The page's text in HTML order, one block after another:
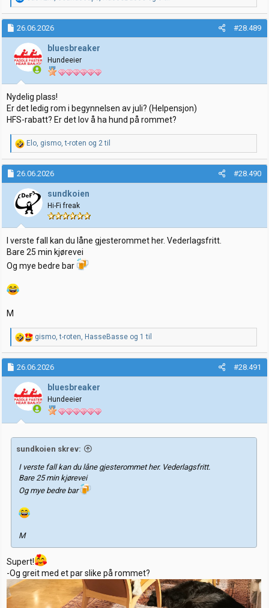
e
a
k
s
j
o
n
e
r
:
26.06.2026 #28.489
bluesbreaker
Hundeeier
Nydelig plass!
Er det ledig rom i begynnelsen av juli? (Helpensjon)
HFS-rabatt? Er det lov å ha hund på rommet?
R
e
a
k
s
j
o
n
e
r
:
Elo, gismo,t-roten og 2 til
26.06.2026 #28.490
sundkoien
Hi-Fi freak
I verste fall kan du låne gjesterommet her. Vederlagsfritt.
Bare 25 min kjørevei
Og mye bedre bar
M
R
e
a
k
s
j
o
n
e
r
gismo,t-roten, HasseBasse og 1 til
26.06.2026 #28.491
bluesbreaker
Hundeeier
sundkoien skrev:
I verste fall kan du låne gjesterommet her. Vederlagsfritt.
Bare 25 min kjørevei
Og mye bedre bar
M
Supert!
-Og greit med et par slike på rommet?